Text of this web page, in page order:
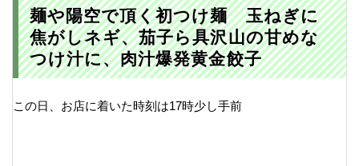
麺や陽空で頂く初つけ麺 玉ねぎに
焦がしネギ、茄子ら具沢山の甘めな
つけ汁に、肉汁爆発黄金餃子
この日、お店に着いた時刻は17時少し手前